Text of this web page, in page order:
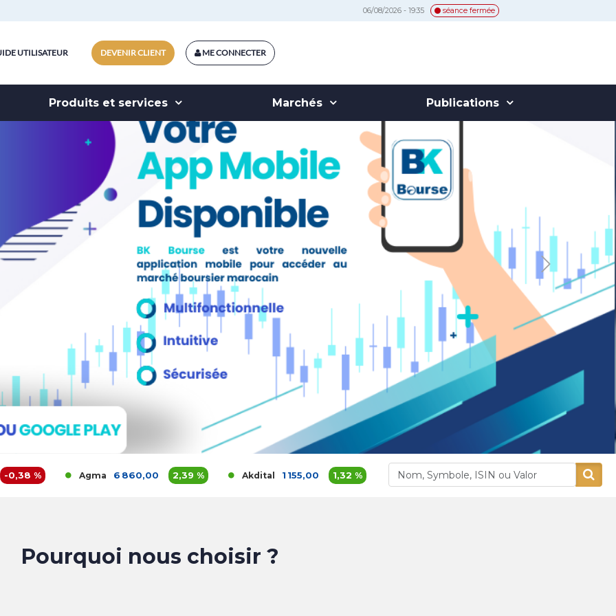
06/08/2026 - 19:35 séance fermée
ME CONNECTER
DEVENIR CLIENT
UTILISATEUR
Produits et services Marchés Publications
BOT
à l’intermédiation boursière ! Ce service gratuit, innovant et exclusivement
Bourse est un agent conversationnel vous permettant de recevoir directement
informations clés sur votre portefeuille actions et sur le marché boursier
pour obtenir votre accès
Next
% Agma 6 860,00 2,39 % Akdital 1 155,00 1,32 % Alliances 380,00 0,8 % Aluminium
Pourquoi nous choisir ?